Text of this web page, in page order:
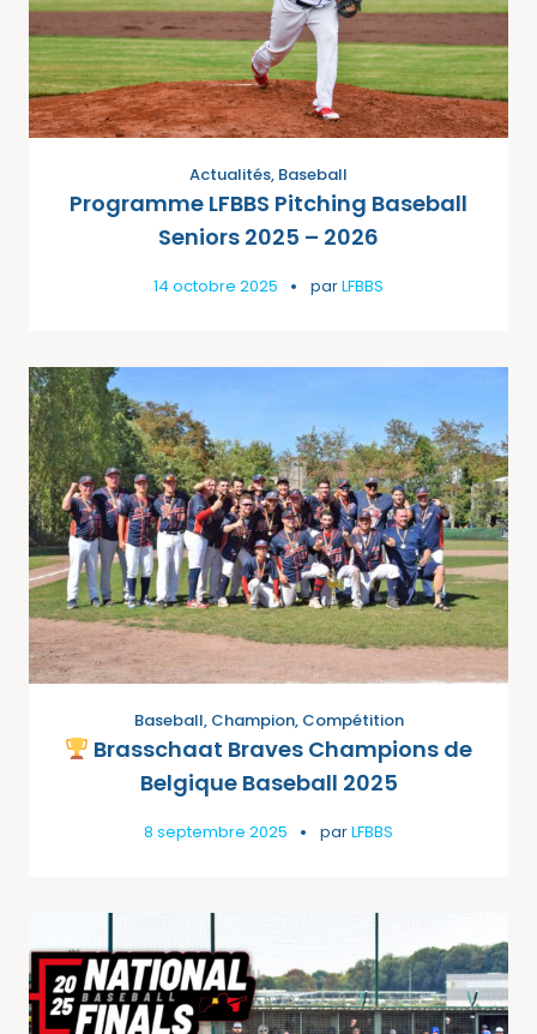
Actualités, Baseball
Programme LFBBS Pitching Baseball
Seniors 2025 – 2026
14 octobre 2025 parLFBBS
Baseball, Champion, Compétition
Brasschaat Braves Champions de
Belgique Baseball 2025
8 septembre 2025 parLFBBS